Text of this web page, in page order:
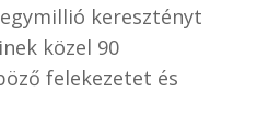
keresztényt
közel 90
felekezetet és